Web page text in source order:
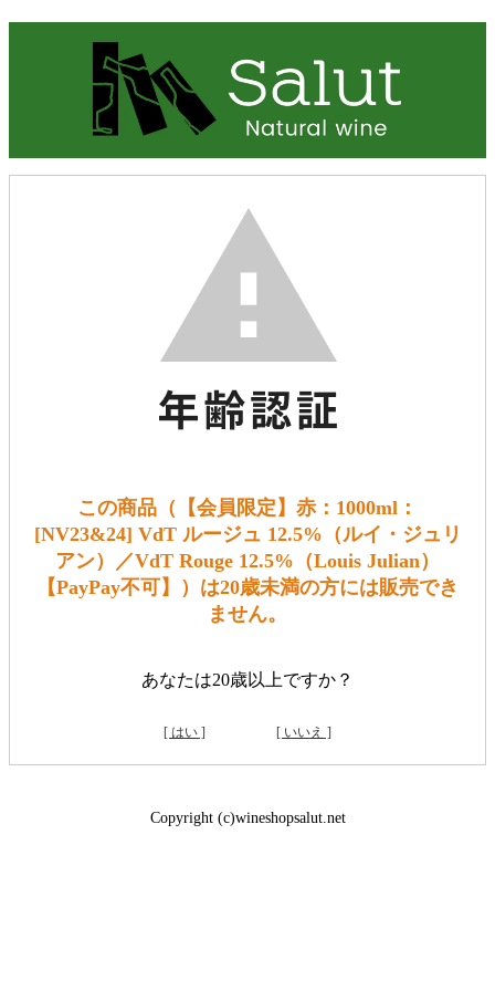
この商品（【会員限定】赤：1000ml：
[NV23&24] VdT ルージュ 12.5%（ルイ・ジュリ
アン）／VdT Rouge 12.5%（Louis Julian）
【PayPay不可】）は20歳未満の方には販売でき
ません。
あなたは20歳以上ですか？
[ はい ] [ いいえ ]
Copyright (c)wineshopsalut.net